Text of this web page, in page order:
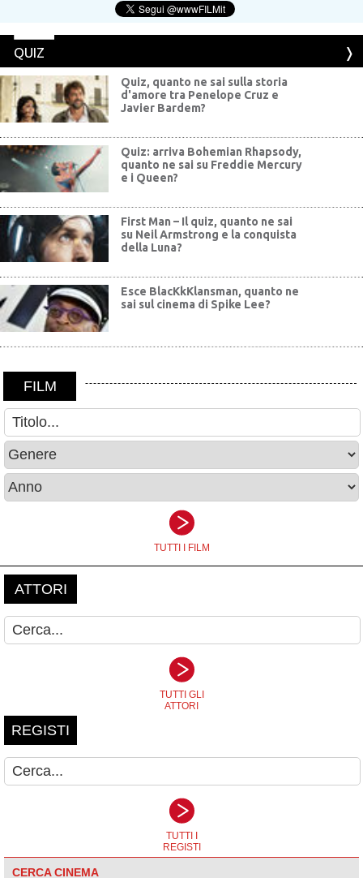
QUIZ
Quiz, quanto ne sai sulla storia
d'amore tra Penelope Cruz e
Javier Bardem?
Quiz: arriva Bohemian Rhapsody,
quanto ne sai su Freddie Mercury
e i Queen?
First Man – Il quiz, quanto ne sai
su Neil Armstrong e la conquista
della Luna?
Esce BlacKkKlansman, quanto ne
sai sul cinema di Spike Lee?